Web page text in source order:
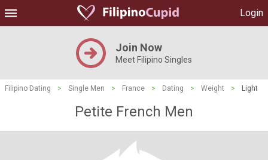
Login
Join Now
Meet Filipino Singles
Filipino Dating > Single Men > France > Dating > Weight > Light
Petite French Men